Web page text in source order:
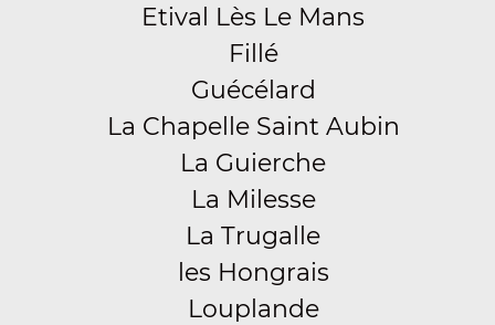
Etival Lès Le Mans
Fillé
Guécélard
La Chapelle Saint Aubin
La Guierche
La Milesse
La Trugalle
les Hongrais
Louplande